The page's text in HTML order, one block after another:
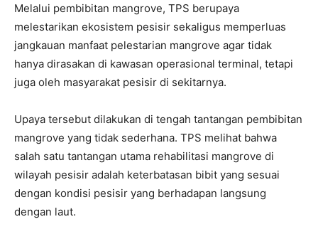
Melalui pembibitan mangrove, TPS berupaya
melestarikan ekosistem pesisir sekaligus memperluas
jangkauan manfaat pelestarian mangrove agar tidak
hanya dirasakan di kawasan operasional terminal, tetapi
juga oleh masyarakat pesisir di sekitarnya.
Upaya tersebut dilakukan di tengah tantangan pembibitan
mangrove yang tidak sederhana. TPS melihat bahwa
salah satu tantangan utama rehabilitasi mangrove di
wilayah pesisir adalah keterbatasan bibit yang sesuai
dengan kondisi pesisir yang berhadapan langsung
dengan laut.